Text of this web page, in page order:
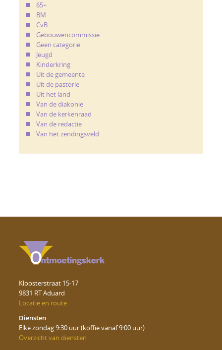
65+
BM
CvB
Gebouwencommissie
Geen categorie
Jeugd
Kinderkring
Uit de gemeente
Uit de pastorie
Uit het land
Van de diakonie
Van de kerkenraad
Van de redactie
Van het zendingsveld
Kloosterstraat 15-17
9831 RT Aduard
Locatie en route
Diensten
Elke zondag 9:30 uur (koffie vanaf 9:00 uur)
Overzicht van diensten